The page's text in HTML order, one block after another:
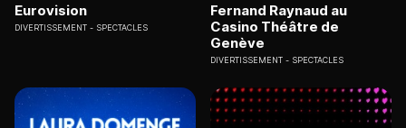
Eurovision
DIVERTISSEMENT SPECTACLES
Fernand Raynaud au
Casino Théâtre de
Genève
DIVERTISSEMENT SPECTACLES